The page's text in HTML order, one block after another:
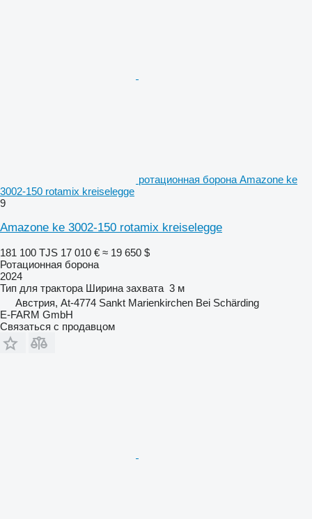
ротационная борона Amazone ke
3002-150 rotamix kreiselegge
9
Amazone ke 3002-150 rotamix kreiselegge
181 100 TJS 17 010 € ≈ 19 650 $
Ротационная борона
2024
Тип для трактора Ширина захвата 3 м
Австрия, At-4774 Sankt Marienkirchen Bei Schärding
E-FARM GmbH
Связаться с продавцом